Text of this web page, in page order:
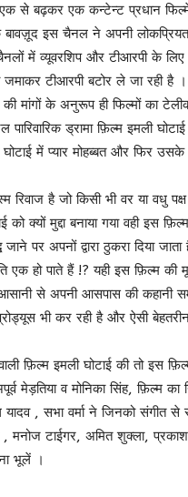
बढ़कर एक कन्टेन्ट प्रधान फिल्में
बावज़ूद इस चैनल ने अपनी
में व्यूवरशिप और टीआरपी के लिए
टीआरपी बटोर ले जा रही है
की मांगों के अनुरूप ही फिल्मों का
ड्रामा फ़िल्म इमली
में प्यार मोहब्बत और फिर उसके
है जो किसी भी वर या वधु पक्ष के
को क्यों मुद्दा बनाया गया वही इस
जाने पर अपनों द्वारा ठुकरा
एक हो पाते हैं !? यही इस फ़िल्म
से अपनी आसपास की
भी कर रही है और ऐसी
फ़िल्म इमली घोटाई की तो इस
मेड़तिया व मोनिका सिंह, फ़िल्म
यादव , सभा वर्मा ने जिनको
मनोज टाईगर, अमित शुक्ला,
भूलें ।